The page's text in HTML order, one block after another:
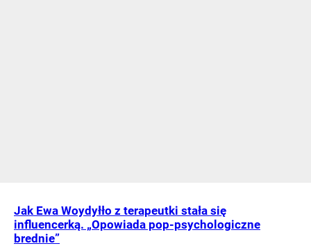
Jak Ewa Woydyłło z terapeutki stała się
influencerką. „Opowiada pop-psychologiczne
brednie”